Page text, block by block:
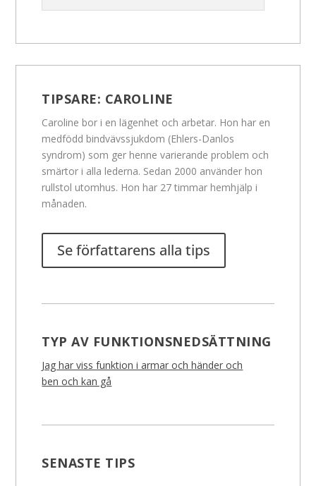
TIPSARE: CAROLINE
Caroline bor i en lägenhet och arbetar. Hon har en
medfödd bindvävssjukdom (Ehlers-Danlos
syndrom) som ger henne varierande problem och
smärtor i alla lederna. Sedan 2000 använder hon
rullstol utomhus. Hon har 27 timmar hemhjälp i
månaden.
Se författarens alla tips
TYP AV FUNKTIONSNEDSÄTTNING
Jag har viss funktion i armar och händer och
ben och kan gå
SENASTE TIPS